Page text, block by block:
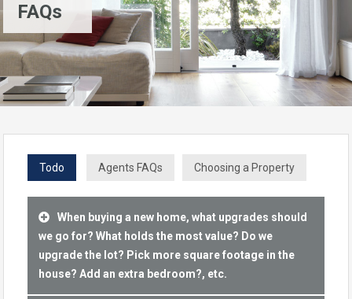
FAQs
Todo Agents FAQs Choosing a Property
When buying a new home, what upgrades should
we go for? What holds the most value? Do we
upgrade the lot? Pick more square footage in the
house? Add an extra bedroom?, etc.